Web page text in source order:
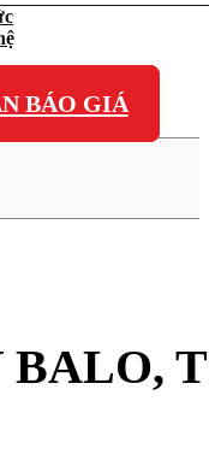
BÁO GIÁ
BALO,